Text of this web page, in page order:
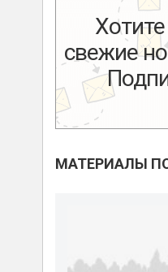
свежие
МАТЕРИАЛЫ ПО